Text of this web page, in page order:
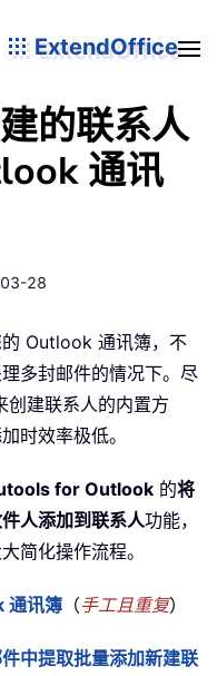
ExtendOffice
的联系人
通讯
28
Outlook 通讯簿，不
多封邮件的情况下。尽
建联系人的内置方
时效率极低。
for Outlook 的将
人添加到联系人功能，
简化操作流程。
通讯簿 （手工且重复）
中提取批量添加新建联